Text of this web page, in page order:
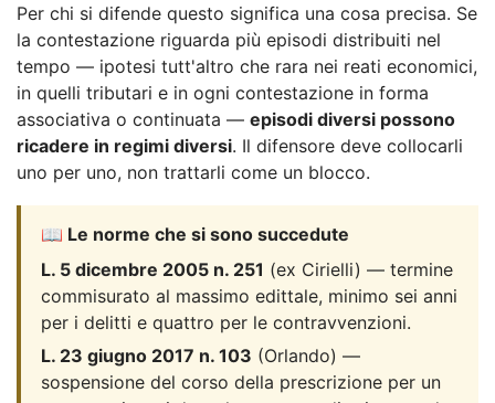
Per chi si difende questo significa una cosa precisa. Se
la contestazione riguarda più episodi distribuiti nel
tempo — ipotesi tutt'altro che rara nei reati economici,
in quelli tributari e in ogni contestazione in forma
associativa o continuata — episodi diversi possono
ricadere in regimi diversi. Il difensore deve collocarli
uno per uno, non trattarli come un blocco.
📖 Le norme che si sono succedute
L. 5 dicembre 2005 n. 251 (ex Cirielli) — termine
commisurato al massimo edittale, minimo sei anni
per i delitti e quattro per le contravvenzioni.
L. 23 giugno 2017 n. 103 (Orlando) —
sospensione del corso della prescrizione per un